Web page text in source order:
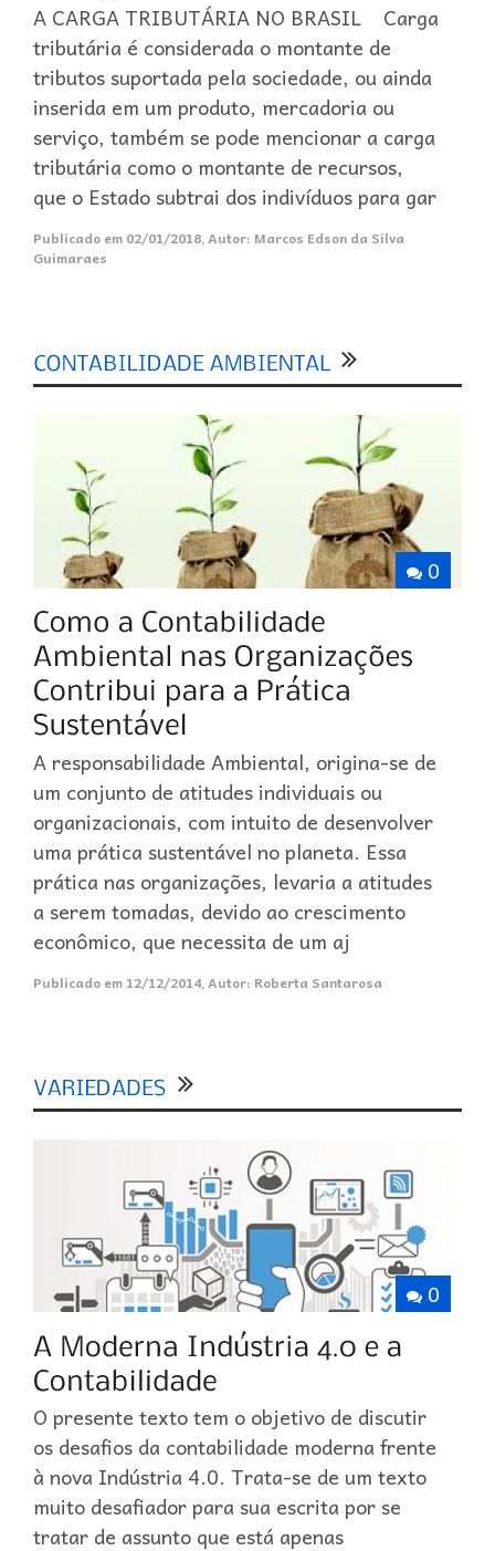
A CARGA TRIBUTÁRIA NO BRASIL Carga
tributária é considerada o montante de
tributos suportada pela sociedade, ou ainda
inserida em um produto, mercadoria ou
serviço, também se pode mencionar a carga
tributária como o montante de recursos,
que o Estado subtrai dos indivíduos para gar
Publicado em 02/01/2018,Autor: Marcos Edson da Silva
Guimaraes
0
A responsabilidade Ambiental, origina-se de
um conjunto de atitudes individuais ou
organizacionais, com intuito de desenvolver
uma prática sustentável no planeta. Essa
prática nas organizações, levaria a atitudes
a serem tomadas, devido ao crescimento
econômico, que necessita de um aj
Publicado em 12/12/2014,Autor: Roberta Santarosa
0
O presente texto tem o objetivo de discutir
os desafios da contabilidade moderna frente
à nova Indústria 4.0. Trata-se de um texto
muito desafiador para sua escrita por se
tratar de assunto que está apenas